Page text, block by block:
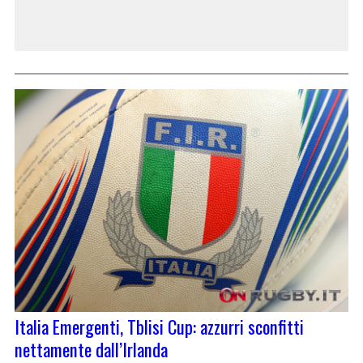
Italia Emergenti, Tblisi Cup: azzurri sconfitti
nettamente dall’Irlanda